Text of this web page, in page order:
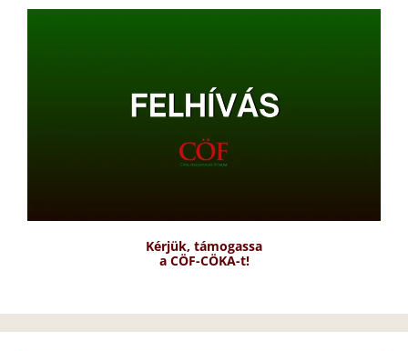
Kérjük, támogassa
a CÖF-CÖKA-t!